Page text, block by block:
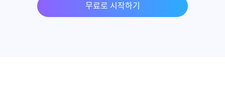
무료로 시작하기